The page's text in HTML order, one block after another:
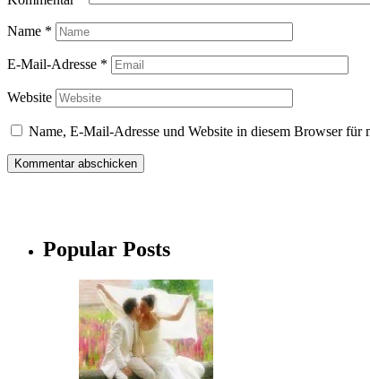
Name *
E-Mail-Adresse *
Website
Name, E-Mail-Adresse und Website in diesem Browser für
Popular Posts